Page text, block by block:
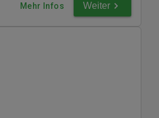
Mehr Infos
Weiter